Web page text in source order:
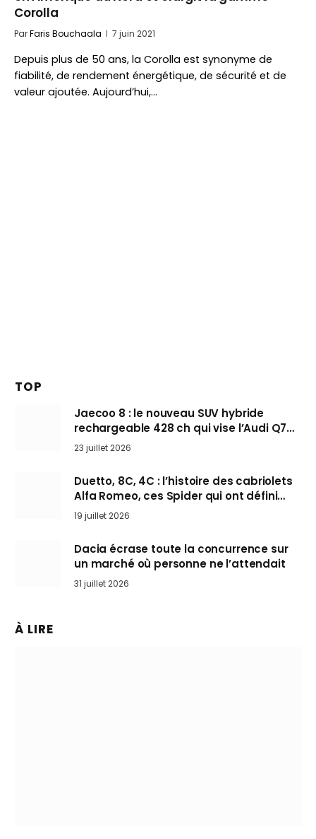
Corolla
ParFaris Bouchaala 7 juin 2021
Depuis plus de 50 ans, la Corolla est synonyme de
fiabilité, de rendement énergétique, de sécurité et de
valeur ajoutée. Aujourd’hui,…
TOP
Jaecoo 8 : le nouveau SUV hybride
rechargeable 428 ch qui vise l’Audi Q7
arrive en Europe cet automne
23 juillet 2026
Duetto, 8C, 4C : l’histoire des cabriolets
Alfa Romeo, ces Spider qui ont défini
l’art de rouler cheveux au vent
19 juillet 2026
Dacia écrase toute la concurrence sur
un marché où personne ne l’attendait
31 juillet 2026
À LIRE